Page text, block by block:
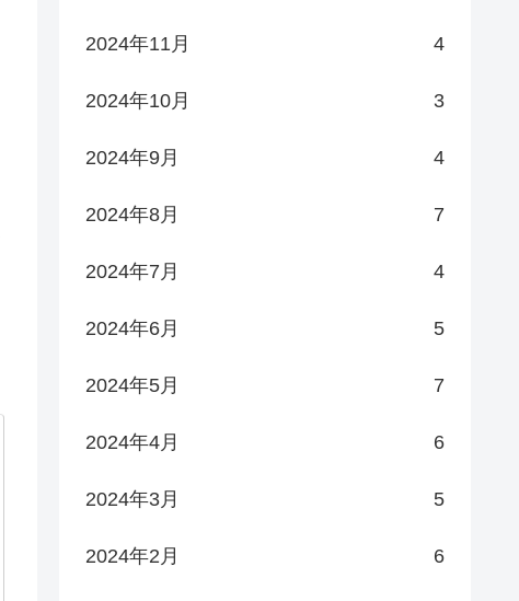
2024年11月 4
2024年10月 3
2024年9月 4
2024年8月 7
2024年7月 4
2024年6月 5
2024年5月 7
2024年4月 6
2024年3月 5
2024年2月 6